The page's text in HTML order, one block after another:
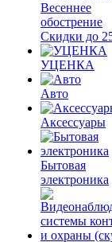
Весеннее
обострение
Скидки до
УЦЕНКА
Авто
Аксессуары
Бытовая
электроника